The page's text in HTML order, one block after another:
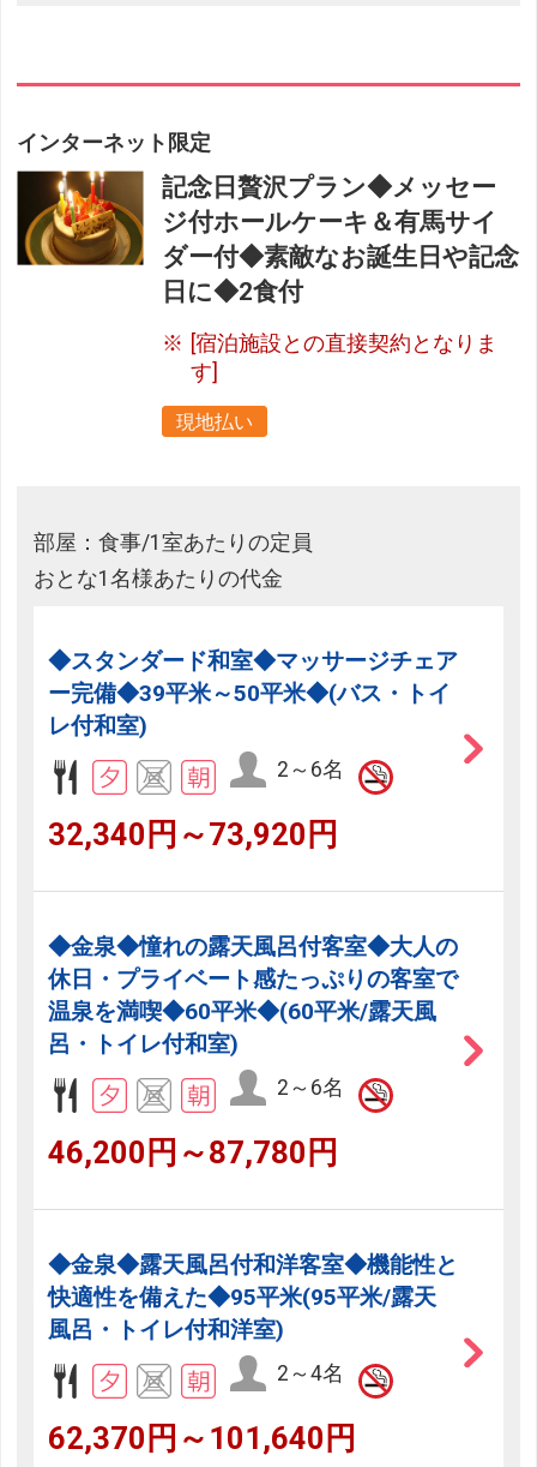
インターネット限定
記念日贅沢プラン◆メッセー
ジ付ホールケーキ＆有馬サイ
ダー付◆素敵なお誕生日や記念
日に◆2食付
[宿泊施設との直接契約となりま
す]
現地払い
部屋：食事/1室あたりの定員
おとな1名様あたりの代金
◆スタンダード和室◆マッサージチェア
ー完備◆39平米～50平米◆(バス・トイ
レ付和室)
2～6名
32,340円～73,920円
◆金泉◆憧れの露天風呂付客室◆大人の
休日・プライベート感たっぷりの客室で
温泉を満喫◆60平米◆(60平米/露天風
呂・トイレ付和室)
2～6名
46,200円～87,780円
◆金泉◆露天風呂付和洋客室◆機能性と
快適性を備えた◆95平米(95平米/露天
風呂・トイレ付和洋室)
2～4名
62,370円～101,640円